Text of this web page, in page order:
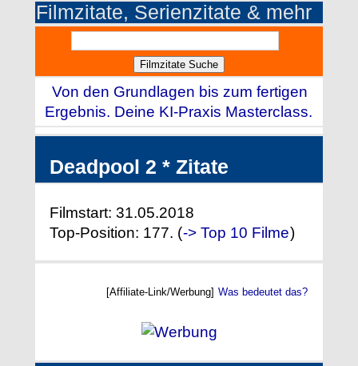
Filmzitate, Serienzitate & mehr
Von den Grundlagen bis zum fertigen
Ergebnis. Deine KI-Praxis Masterclass.
Deadpool 2 * Zitate
Filmstart: 31.05.2018
Top-Position: 177. (-> Top 10 Filme)
[Affiliate-Link/Werbung] Was bedeutet das?